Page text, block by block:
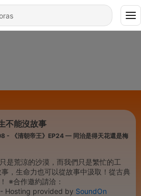
不能沒故事
- 《清朝帝王》EP24 — 同治是得天花還是梅
是荒涼的沙漠，而我們只是繁忙的工
，生命力也可以從故事中汲取！從古典
-- Hosting provided by SoundOn